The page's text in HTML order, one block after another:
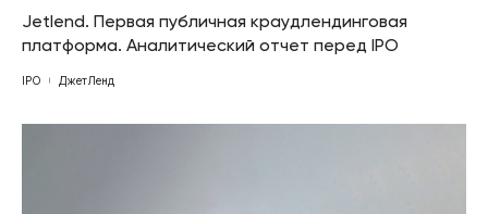
Jetlend. Первая публичная краудлендинговая
платформа. Аналитический отчет перед IPO
IPO ДжетЛенд